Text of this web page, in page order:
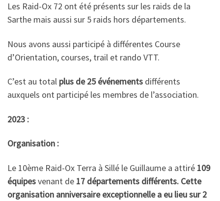
Les Raid-Ox 72 ont été présents sur les raids de la
Sarthe mais aussi sur 5 raids hors départements.
Nous avons aussi participé à différentes Course
d’Orientation, courses, trail et rando VTT.
C’est au total plus de 25 événements différents
auxquels ont participé les membres de l’association.
2023 :
Organisation :
Le 10ème Raid-Ox Terra à Sillé le Guillaume a attiré 109
équipesvenant de 17 départements différents. Cette
organisation anniversaire exceptionnelle a eu lieu sur 2